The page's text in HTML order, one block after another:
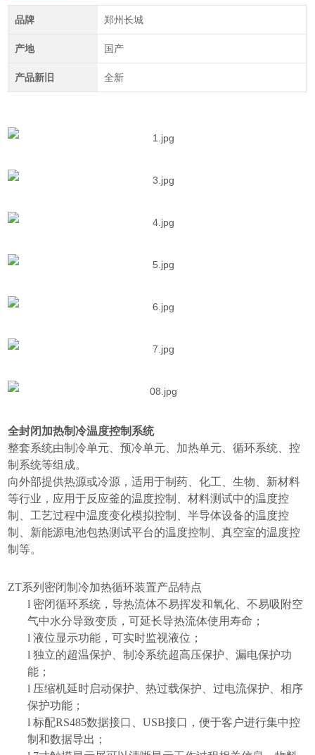
品牌 郑州长城
产地 国产
产品新旧 全新
全封闭加热制冷温度控制系统
整套系统由制冷单元、预冷单元、加热单元、循环系统、控
制系统等组成。
向外部提供热源或冷源，适用于制药、化工、生物、新材料
等行业，应用于反应釜的温度控制、材料测试中的温度控
制、工艺过程中温度变化模拟控制、半导体设备的温度控
制、新能源电池包热测试平台的温度控制、真空室的温度控
制等。
ZT系列密闭制冷加热循环装置产品特点
l 密闭循环系统，导热流体不易挥发和氧化、不易吸附空
气中水分导致变质，可延长导热流体使用寿命；
l 液位显示功能，可实时监视液位；
l 独立的超温保护、制冷系统超高压保护、漏电保护功
能；
l 压缩机延时启动保护、热过载保护、过电流保护、相序
保护功能；
l 标配RS485数据接口、USB接口，便于客户进行集中控
制和数据导出；